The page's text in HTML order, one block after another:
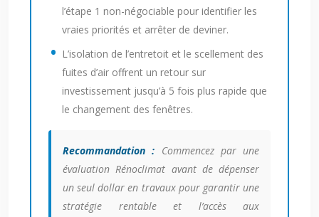
l’étape 1 non-négociable pour identifier les
vraies priorités et arrêter de deviner.
L’isolation de l’entretoit et le scellement des
fuites d’air offrent un retour sur
investissement jusqu’à 5 fois plus rapide que
le changement des fenêtres.
Recommandation : Commencez par une
évaluation Rénoclimat avant de dépenser
un seul dollar en travaux pour garantir une
stratégie rentable et l’accès aux